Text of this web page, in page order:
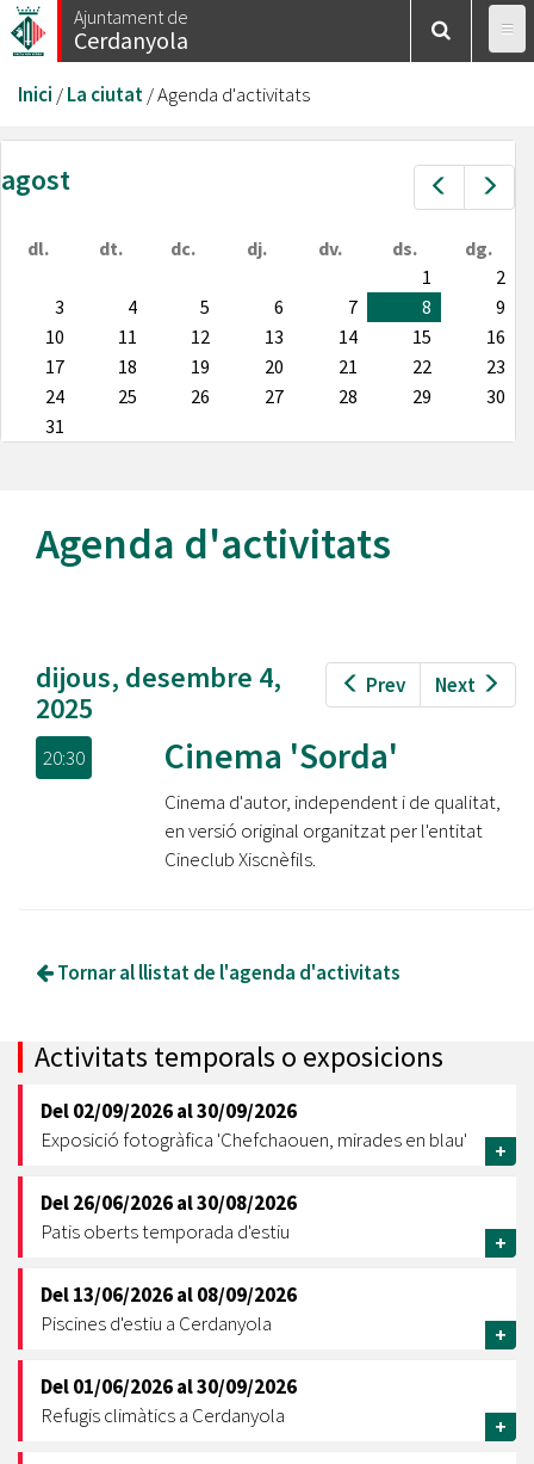
Vés
al
Ajuntament de
Cerdanyola
Esteu
aquí
Inici /La ciutat/Agenda d'activitats
Prev
agost
dl. dt. dc. dj. dv. ds.
dg.
1
2
3
4 5 6 7 8
9
10
11 12 13 14 15
16
17
18 19 20 21 22
23
24
25 26 27 28 29
30
31
Agenda d'activitats
Prev Next
dijous, desembre 4,
2025
20:30 Cinema 'Sorda'
Cinema d'autor, independent i de qualitat,
en versió original organitzat per l'entitat
Cineclub Xiscnèfils.
Tornar al llistat de l'agenda d'activitats
Activitats temporals o exposicions
Del02/09/2026al30/09/2026
Exposició fotogràfica 'Chefchaouen, mirades en blau'
+
Del26/06/2026al30/08/2026
Patis oberts temporada d'estiu
+
Del13/06/2026al08/09/2026
Piscines d'estiu a Cerdanyola
+
Del01/06/2026al30/09/2026
Refugis climàtics a Cerdanyola
+